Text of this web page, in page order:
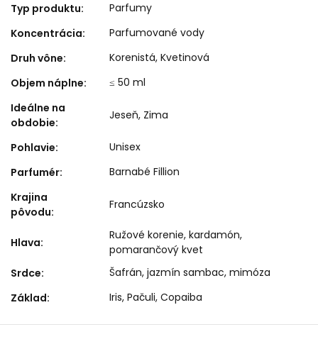
Typ produktu:
Parfumy
Koncentrácia:
Parfumované vody
Druh vône: Korenistá, Kvetinová
Objem náplne:
≤ 50 ml
Ideálne na
obdobie:
Jeseň, Zima
Pohlavie:
Unisex
Parfumér:
Barnabé Fillion
Krajina
pôvodu:
Francúzsko
Hlava:
Ružové korenie, kardamón,
pomarančový kvet
Srdce:
Šafrán, jazmín sambac, mimóza
Základ: Iris, Pačuli, Copaiba